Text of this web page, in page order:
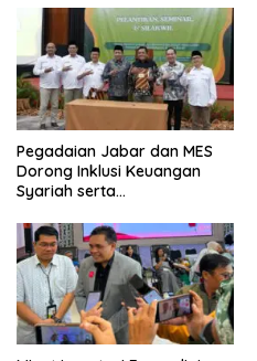
Pegadaian Jabar dan MES
Dorong Inklusi Keuangan
Syariah serta